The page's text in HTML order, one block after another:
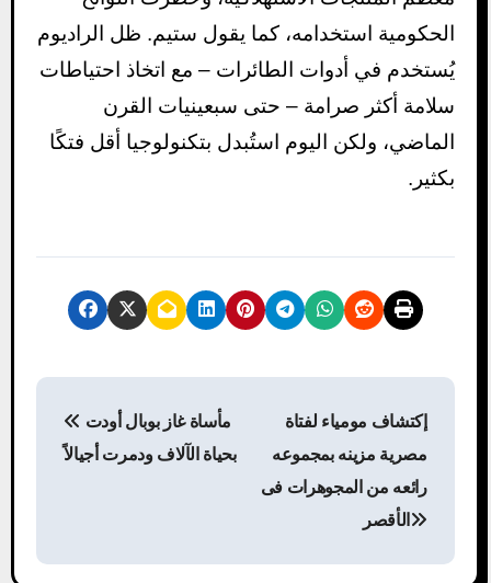
الحكومية استخدامه، كما يقول ستيم. ظل الراديوم
يُستخدم في أدوات الطائرات – مع اتخاذ احتياطات
سلامة أكثر صرامة – حتى سبعينيات القرن
الماضي، ولكن اليوم استُبدل بتكنولوجيا أقل فتكًا
بكثير.
بحياة الآلاف ودمرت أجيالاً
إكتشاف مومياء لفتاة
مصرية مزينه بمجموعه
رائعه من المجوهرات فى
الأقصر